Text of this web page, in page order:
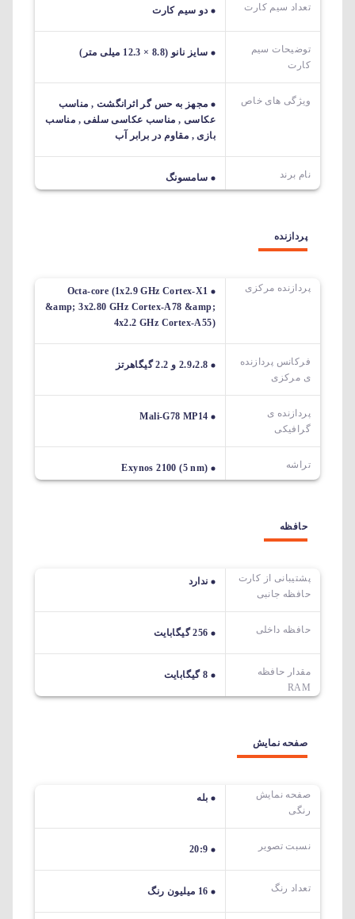
تعداد سیم کارت دو سیم کارت
توضیحات سیم
کارت
سایز نانو (8.8 × 12.3 میلی متر)
ویژگی های خاص
مجهز به حس گر اثرانگشت , مناسب
عکاسی , مناسب عکاسی سلفی , مناسب
بازی , مقاوم در برابر آب
نام برند سامسونگ
پردازنده
پردازنده مرکزی
Octa-core (1x2.9 GHz Cortex-X1
&amp; 3x2.80 GHz Cortex-A78 &amp;
4x2.2 GHz Cortex-A55)
فرکانس پردازنده
ی مرکزی
2.9،2.8 و 2.2 گیگاهرتز
پردازنده ی
گرافیکی
Mali-G78 MP14
تراشه Exynos 2100 (5 nm)
حافظه
پشتیبانی از کارت
حافظه جانبی
ندارد
حافظه داخلی 256 گیگابایت
مقدار حافظه
RAM
8 گیگابایت
صفحه نمایش
صفحه نمایش
رنگی
بله
نسبت تصویر 20:9
تعداد رنگ 16 میلیون رنگ